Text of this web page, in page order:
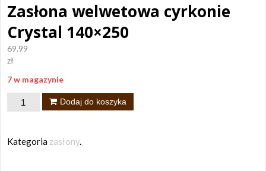
Zasłona welwetowa cyrkonie
Crystal 140×250
69.99
zł
7 w magazynie
ilość
cyrkonie
Dodaj do koszyka
Kategoria zasłony.